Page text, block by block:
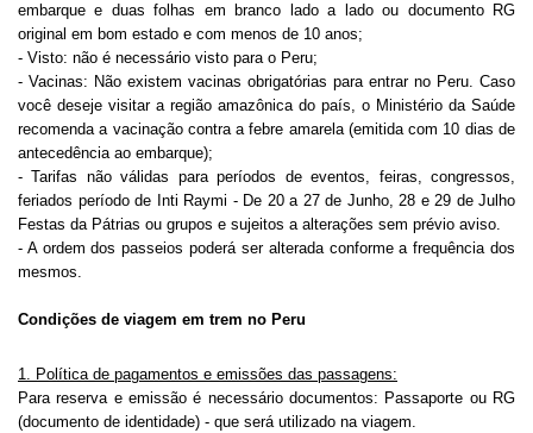
embarque e duas folhas em branco lado a lado ou documento RG
original em bom estado e com menos de 10 anos;
- Visto: não é necessário visto para o Peru;
- Vacinas: Não existem vacinas obrigatórias para entrar no Peru. Caso
você deseje visitar a região amazônica do país, o Ministério da Saúde
recomenda a vacinação contra a febre amarela (emitida com 10 dias de
antecedência ao embarque);
- Tarifas não válidas para períodos de eventos, feiras, congressos,
feriados período de Inti Raymi - De 20 a 27 de Junho, 28 e 29 de Julho
Festas da Pátrias ou grupos e sujeitos a alterações sem prévio aviso.
- A ordem dos passeios poderá ser alterada conforme a frequência dos
mesmos.
Condições de viagem em trem no Peru
1. Política de pagamentos e emissões das passagens:
Para reserva e emissão é necessário documentos: Passaporte ou RG
(documento de identidade) - que será utilizado na viagem.